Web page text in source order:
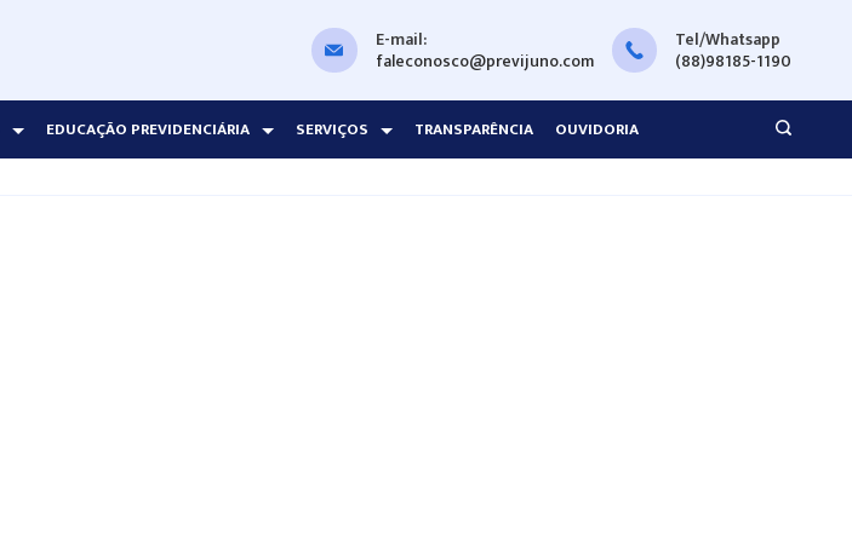
E-mail:
faleconosco@previjuno.com
Tel/Whatsapp
(88)98185-1190
EDUCAÇÃO PREVIDENCIÁRIA SERVIÇOS TRANSPARÊNCIA OUVIDORIA